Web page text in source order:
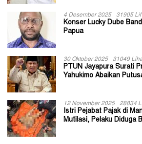
4 Desember 2025 31905
Konser Lucky Dube
Papua
30 Oktober 2025 31049
PTUN Jayapura Surati
Yahukimo Abaikan
12 November 2025 28834
Istri Pejabat Pajak di
Mutilasi, Pelaku Diduga